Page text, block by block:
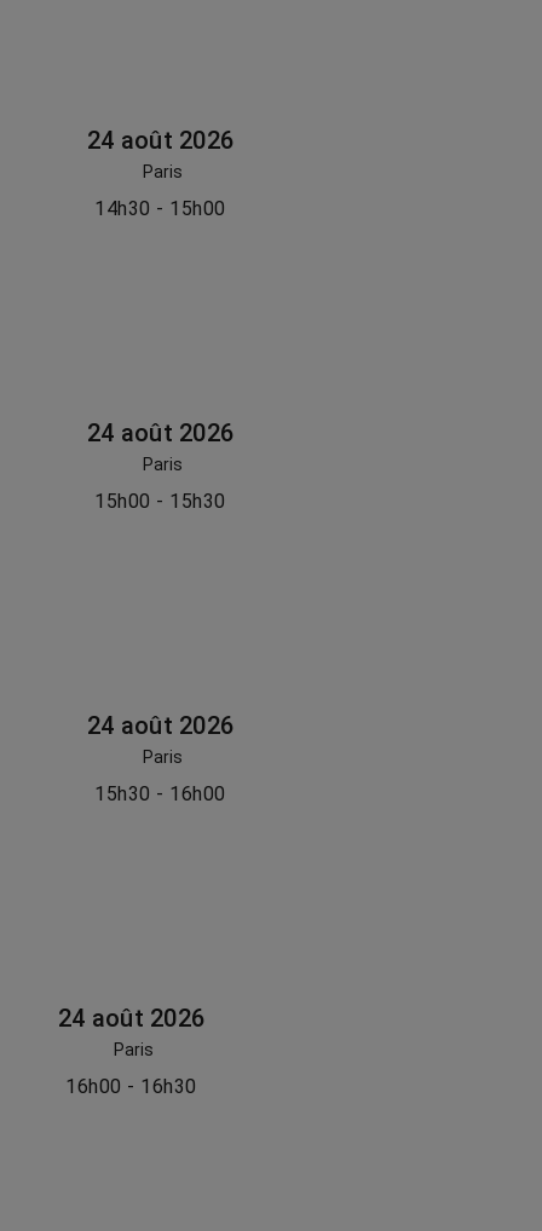
24 août 2026
Paris
14h30 - 15h00
24 août 2026
Paris
15h00 - 15h30
24 août 2026
Paris
15h30 - 16h00
24 août 2026
Paris
16h00 - 16h30